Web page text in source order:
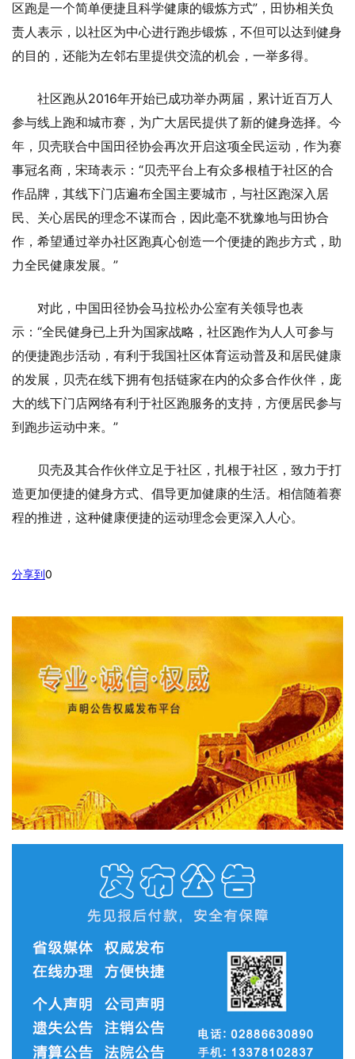
区跑是一个简单便捷且科学健康的锻炼方式”，田协相关负
责人表示，以社区为中心进行跑步锻炼，不但可以达到健身
的目的，还能为左邻右里提供交流的机会，一举多得。
社区跑从2016年开始已成功举办两届，累计近百万人
参与线上跑和城市赛，为广大居民提供了新的健身选择。今
年，贝壳联合中国田径协会再次开启这项全民运动，作为赛
事冠名商，宋琦表示：“贝壳平台上有众多根植于社区的合
作品牌，其线下门店遍布全国主要城市，与社区跑深入居
民、关心居民的理念不谋而合，因此毫不犹豫地与田协合
作，希望通过举办社区跑真心创造一个便捷的跑步方式，助
力全民健康发展。”
对此，中国田径协会马拉松办公室有关领导也表
示：“全民健身已上升为国家战略，社区跑作为人人可参与
的便捷跑步活动，有利于我国社区体育运动普及和居民健康
的发展，贝壳在线下拥有包括链家在内的众多合作伙伴，庞
大的线下门店网络有利于社区跑服务的支持，方便居民参与
到跑步运动中来。”
贝壳及其合作伙伴立足于社区，扎根于社区，致力于打
造更加便捷的健身方式、倡导更加健康的生活。相信随着赛
程的推进，这种健康便捷的运动理念会更深入人心。
分享到0